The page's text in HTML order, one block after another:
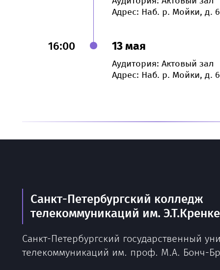
Адрес: Наб. р. Мойки, д.
16:00 13 мая
Аудитория: Актовый зал
Адрес: Наб. р. Мойки, д.
Санкт-Петербургский колледж
телекоммуникаций им.
Санкт-Петербургский государственный
телекоммуникаций им. проф. М.А. Бонч-